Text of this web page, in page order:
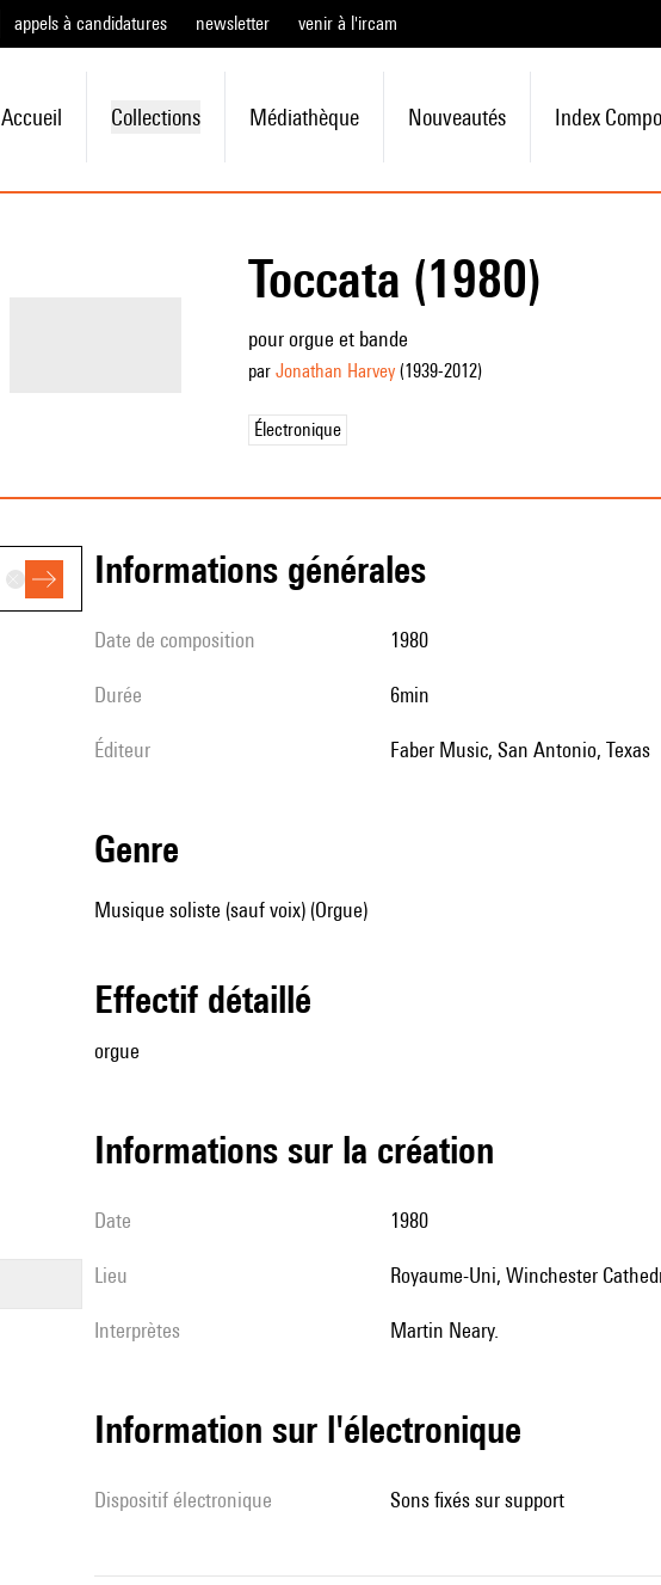
appels à candidatures newsletter venir à l'ircam
Accueil Collections Médiathèque Nouveautés Index
Toccata (1980)
pour orgue et bande
par Jonathan Harvey(1939-2012)
Électronique
informations générales
date de composition 1980
durée 6min
éditeur Faber Music, San Antonio, Texas
genre
Musique soliste (sauf voix) (Orgue)
effectif détaillé
orgue
informations sur la création
date 1980
lieu Royaume-Uni, Winchester
interprètes Martin Neary.
Information sur l'électronique
Dispositif électronique sons fixés sur support